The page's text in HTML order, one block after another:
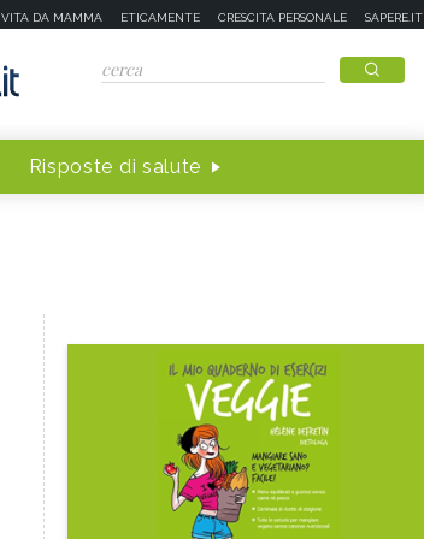
VITA DA MAMMA ETICAMENTE CRESCITA PERSONALE SAPERE.IT
Risposte di salute